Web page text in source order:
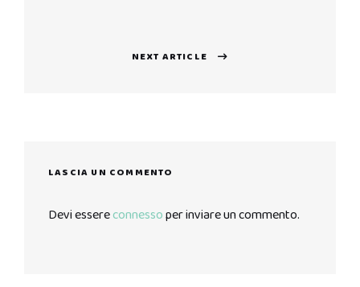
NEXT ARTICLE
LASCIA UN COMMENTO
Devi essereconnessoper inviare un commento.